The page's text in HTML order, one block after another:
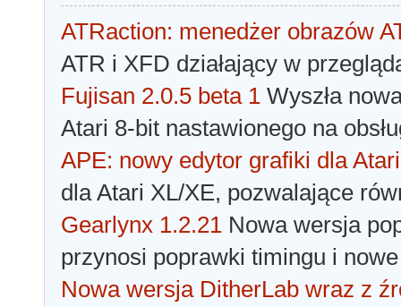
ATRaction: menedżer obrazów
ATR i XFD działający w
Fujisan 2.0.5 beta 1 Wyszła
Atari 8-bit nastawionego na
APE: nowy edytor grafiki dla Atari
dla Atari XL/XE, pozwalające
Gearlynx 1.2.21 Nowa wersja
przynosi poprawki timingu i
Nowa wersja DitherLab wraz z